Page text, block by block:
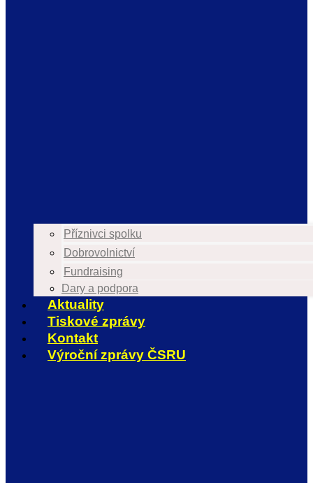
Příznivci spolku
Dobrovolnictví
Fundraising
Dary a podpora
Aktuality
Tiskové zprávy
Kontakt
Výroční zprávy ČSRU